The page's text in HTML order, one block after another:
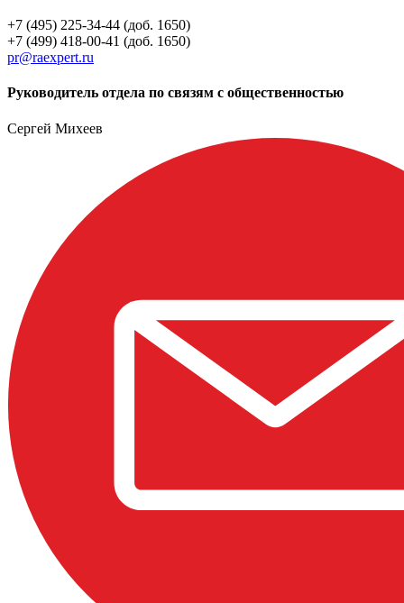
+7 (495) 225-34-44 (доб. 1650)
+7 (499) 418-00-41 (доб. 1650)
pr@raexpert.ru
Руководитель отдела по связям с общественностью
Сергей Михеев